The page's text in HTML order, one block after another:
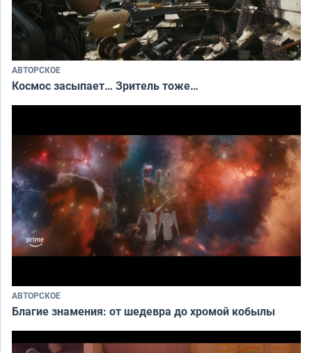
АВТОРСКОЕ
Космос засыпает… Зритель тоже…
АВТОРСКОЕ
Благие знамения: от шедевра до хромой кобылы